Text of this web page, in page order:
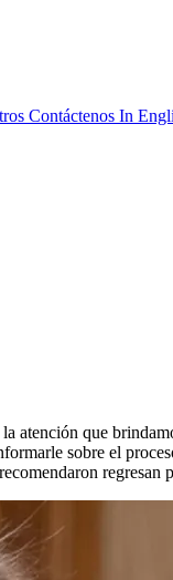
Contáctenos In
atención que
sobre el
regresan